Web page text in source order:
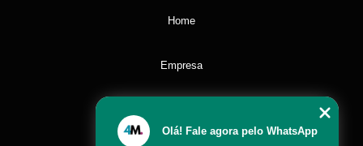
Home
Empresa
Olá! Fale agora pelo WhatsApp